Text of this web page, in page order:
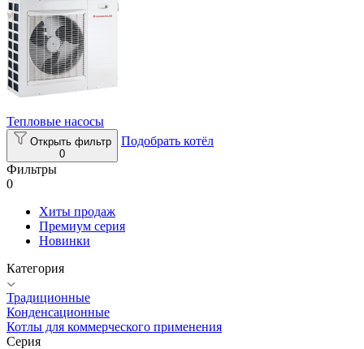
Тепловые насосы
Открыть фильтр
0
Подобрать котёл
Фильтры
0
Хиты продаж
Премиум серия
Новинки
Категория
Традиционные
Конденсационные
Котлы для коммерческого применения
Серия